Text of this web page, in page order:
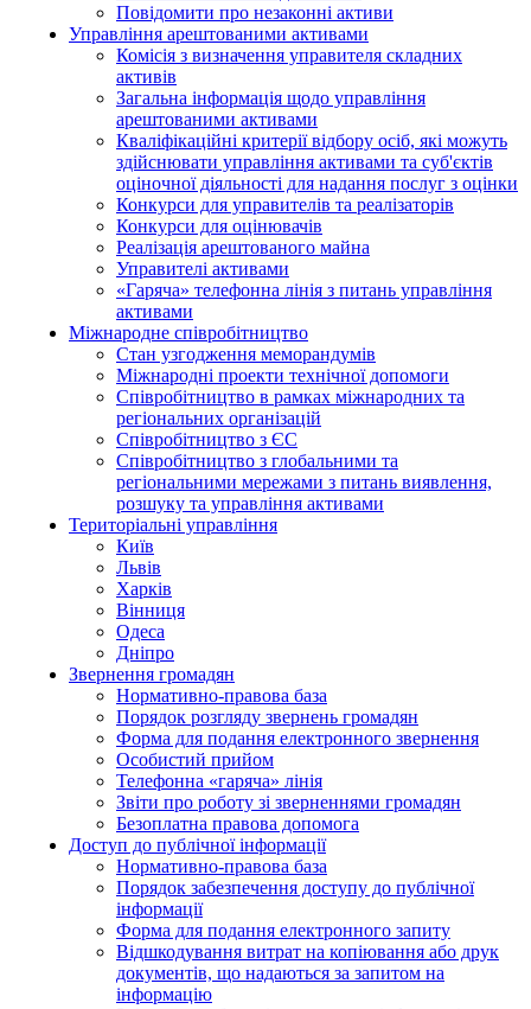
Повідомити про незаконні активи
Управління арештованими активами
Комісія з визначення управителя складних
активів
Загальна інформація щодо управління
арештованими активами
Кваліфікаційні критерії відбору осіб, які можуть
здiйснювати управління активами та суб'єктів
оціночної діяльності для надання послуг з оцінки
Конкурси для управителів та реалізаторів
Конкурси для оцінювачів
Реалізація арештованого майна
Управителі активами
«Гаряча» телефонна лінія з питань управління
активами
Міжнародне співробітництво
Стан узгодження меморандумів
Міжнародні проекти технічної допомоги
Співробітництво в рамках міжнародних та
регіональних організацій
Співробітництво з ЄС
Співробітництво з глобальними та
регіональними мережами з питань виявлення,
розшуку та управління активами
Територіальні управління
Київ
Львів
Харків
Вінниця
Одеса
Дніпро
Звернення громадян
Нормативно-правова база
Порядок розгляду звернень громадян
Форма для подання електронного звернення
Особистий прийом
Телефонна «гаряча» лінія
Звіти про роботу зі зверненнями громадян
Безоплатна правова допомога
Доступ до публічної інформації
Нормативно-правова база
Порядок забезпечення доступу до публічної
інформації
Форма для подання електронного запиту
Відшкодування витрат на копіювання або друк
документів, що надаються за запитом на
інформацію